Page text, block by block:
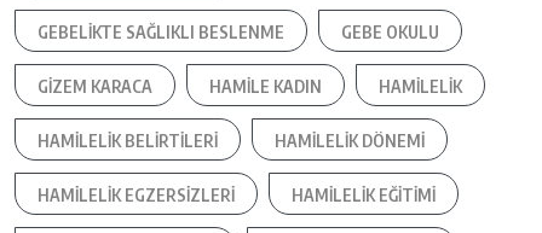
GEBELIKTE SAĞLIKLI BESLENME GEBE OKULU
GIZEM KARACA HAMILE KADIN HAMILELIK
HAMILELIK BELIRTILERI HAMILELIK DÖNEMI
HAMILELIK EGZERSIZLERI HAMILELIK EĞITIMI